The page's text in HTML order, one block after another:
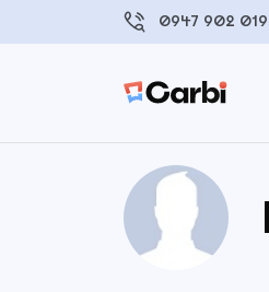
0947 902 019